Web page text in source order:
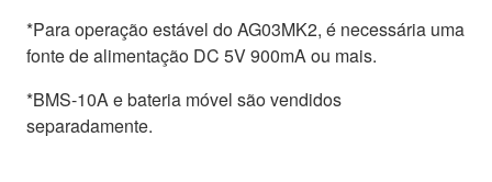
*Para operação estável do AG03MK2, é necessária uma
fonte de alimentação DC 5V 900mA ou mais.
*BMS-10A e bateria móvel são vendidos
separadamente.